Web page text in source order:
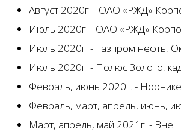
Август 2020г. - ОАО «РЖД»
Июль 2020г. - ОАО «РЖД»
Июль 2020г. - Газпром нефть,
Июль 2020г. - Полюс Золото,
Февраль, июнь 2020г. -
Февраль, март, апрель, июнь,
Март, апрель, май 2021г. -